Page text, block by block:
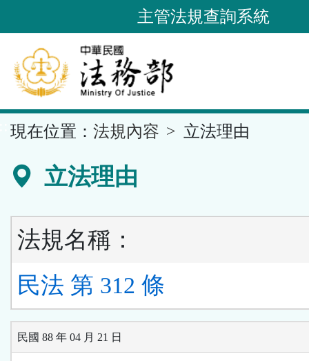
到
要
內
容
區
主管法規查詢系統
現在位置： 法規內容 立法理由
立法理由
法規名稱：
民法 第 312 條
民國 88 年 04 月 21 日